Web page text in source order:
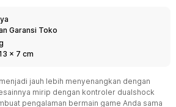
Garansi Toko
x 7 cm
jauh lebih menyenangkan dengan
mirip dengan kontroler dualshock
pengalaman bermain game Anda sama